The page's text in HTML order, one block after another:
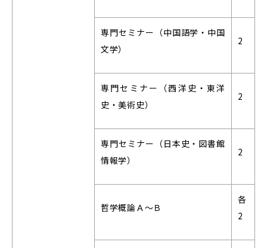
専門セミナー（中国語学・中国
文学）
2
専門セミナー（西洋史・東洋
史・美術史）
2
専門セミナー（日本史・図書館
情報学）
2
哲学概論Ａ～Ｂ
各
2